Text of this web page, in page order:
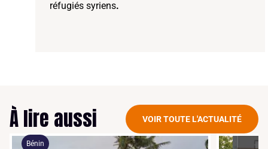
réfugiés syriens.
À lire aussi VOIR TOUTE L'ACTUALITÉ
Bénin